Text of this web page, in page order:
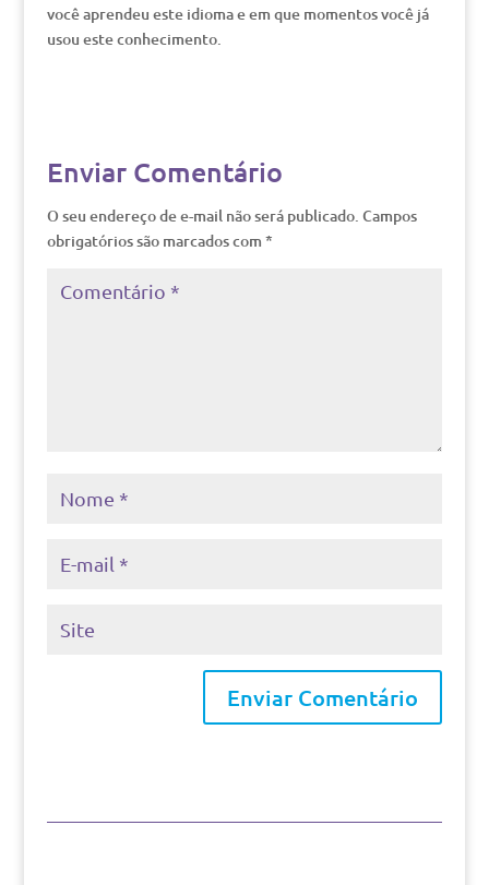
você aprendeu este idioma e em que momentos você já
usou este conhecimento.
Enviar Comentário
O seu endereço de e-mail não será publicado. Campos
obrigatórios são marcados com *